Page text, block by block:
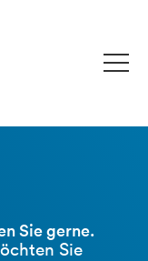
Sie gerne.
Sie